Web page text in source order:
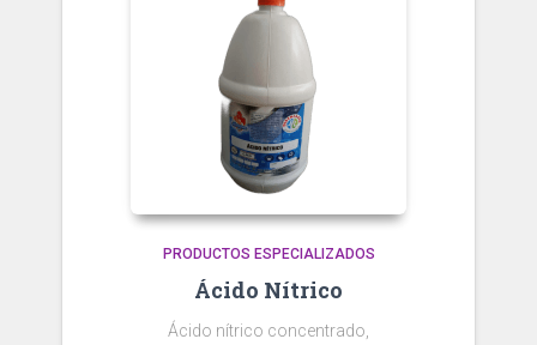
PRODUCTOS ESPECIALIZADOS
Ácido Nítrico
Ácido nítrico concentrado,